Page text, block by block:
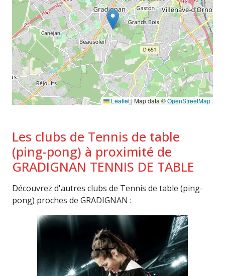
Leaflet |Map data ©OpenStreetMap
Les clubs de Tennis de table
(ping-pong) à proximité de
GRADIGNAN TENNIS DE TABLE
Découvrez d'autres clubs de Tennis de table (ping-
pong) proches de GRADIGNAN :